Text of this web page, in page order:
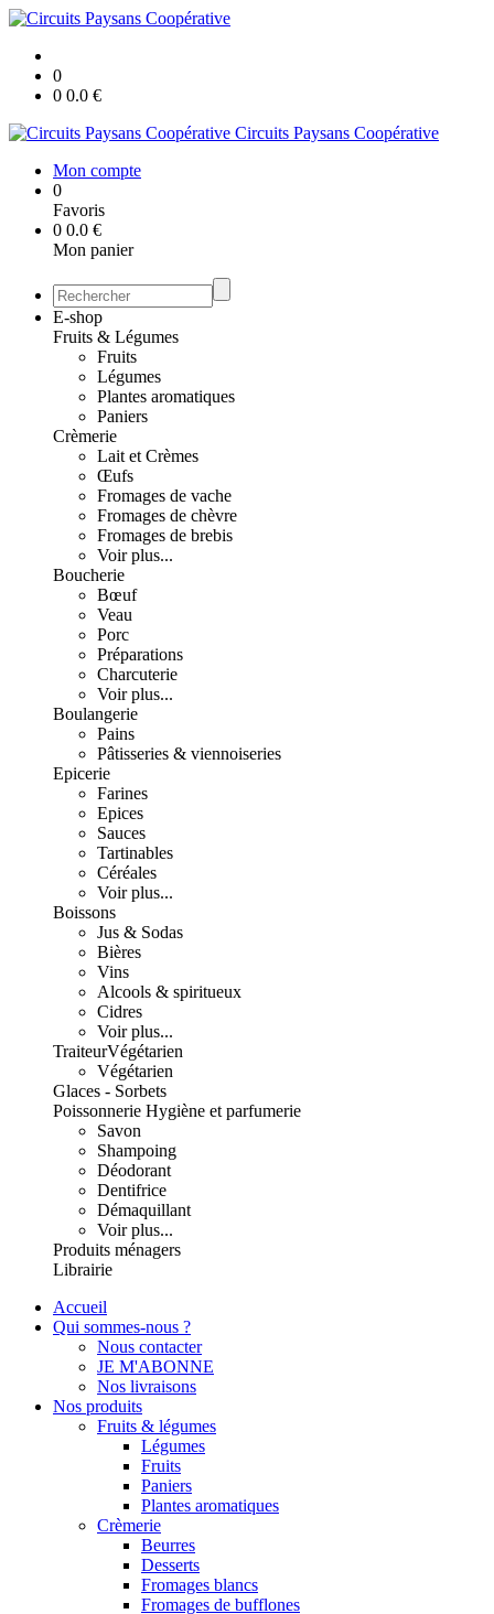
0
0 0.0 €
Circuits Paysans Coopérative
Mon compte
0
Favoris
0 0.0 €
Mon panier
E-shop
Fruits & Légumes
Fruits
Légumes
Plantes aromatiques
Paniers
Crèmerie
Lait et Crèmes
Œufs
Fromages de vache
Fromages de chèvre
Fromages de brebis
Voir plus...
Boucherie
Bœuf
Veau
Porc
Préparations
Charcuterie
Voir plus...
Boulangerie
Pains
Pâtisseries & viennoiseries
Epicerie
Farines
Epices
Sauces
Tartinables
Céréales
Voir plus...
Boissons
Jus & Sodas
Bières
Vins
Alcools & spiritueux
Cidres
Voir plus...
TraiteurVégétarien
Végétarien
Glaces - Sorbets
Poissonnerie Hygiène et parfumerie
Savon
Shampoing
Déodorant
Dentifrice
Démaquillant
Voir plus...
Produits ménagers
Librairie
Accueil
Qui sommes-nous ?
Nous contacter
JE M'ABONNE
Nos livraisons
Nos produits
Fruits & légumes
Légumes
Fruits
Paniers
Plantes aromatiques
Crèmerie
Beurres
Desserts
Fromages blancs
Fromages de bufflones